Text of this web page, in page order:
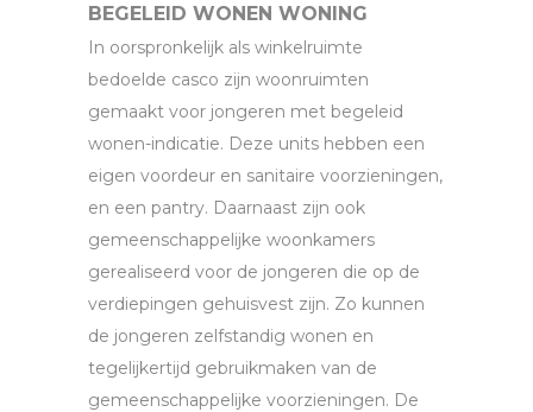
BEGELEID WONEN WONING
In oorspronkelijk als winkelruimte
bedoelde casco zijn woonruimten
gemaakt voor jongeren met begeleid
wonen-indicatie. Deze units hebben een
eigen voordeur en sanitaire voorzieningen,
en een pantry. Daarnaast zijn ook
gemeenschappelijke woonkamers
gerealiseerd voor de jongeren die op de
verdiepingen gehuisvest zijn. Zo kunnen
de jongeren zelfstandig wonen en
tegelijkertijd gebruikmaken van de
gemeenschappelijke voorzieningen. De